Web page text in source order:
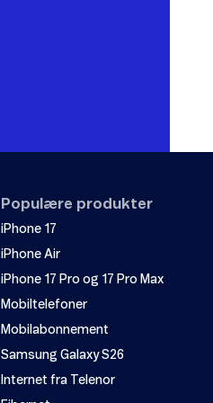
Populære produkter
iPhone 17
iPhone Air
iPhone 17 Pro og 17 Pro Max
Mobiltelefoner
Mobilabonnement
Samsung Galaxy S26
Internet fra Telenor